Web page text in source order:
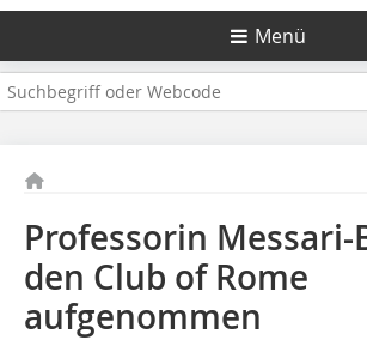
Menü
Professorin Messari-
den Club of Rome
aufgenommen